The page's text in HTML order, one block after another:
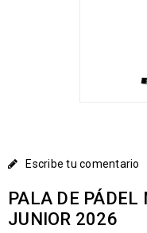
Escribe tu comentario
PALA DE PÁDEL
JUNIOR 2026